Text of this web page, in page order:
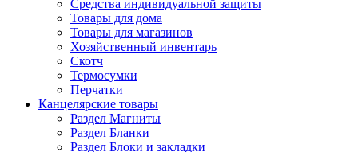
Средства индивидуальной защиты
Товары для дома
Товары для магазинов
Хозяйственный инвентарь
Скотч
Термосумки
Перчатки
Канцелярские товары
Раздел Магниты
Раздел Бланки
Раздел Блоки и закладки